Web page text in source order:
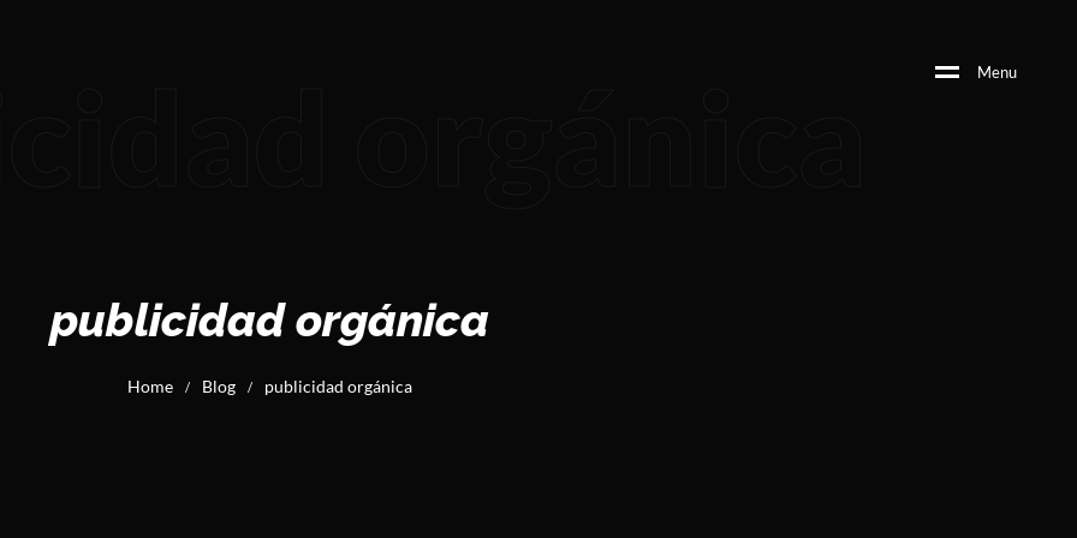
Menu
publicidad orgánica
Home / Blog / publicidad orgánica